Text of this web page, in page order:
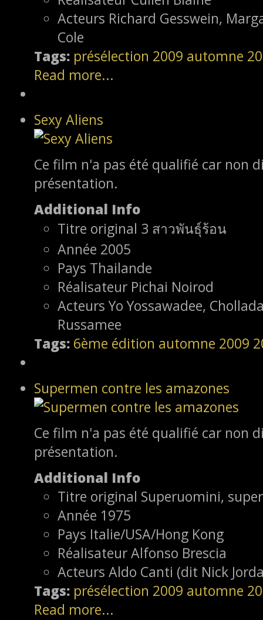
Acteurs Richard Gesswein,
Cole
Tags: présélection 2009 automne
Read more...
Sexy Aliens
Ce film n'a pas été qualifié car non
présentation.
Additional Info
Titre original 3 สาวพันธุ์ร้อน
Année 2005
Pays Thailande
Réalisateur Pichai Noirod
Acteurs Yo Yossawadee,
Russamee
Tags: 6ème édition automne 2009
Supermen contre les amazones
Ce film n'a pas été qualifié car non
présentation.
Additional Info
Titre original Superuomini,
Année 1975
Pays Italie/USA/Hong Kong
RéalisateurAlfonso Brescia
Acteurs Aldo Canti (dit Nick
Tags: présélection 2009 automne
Read more...